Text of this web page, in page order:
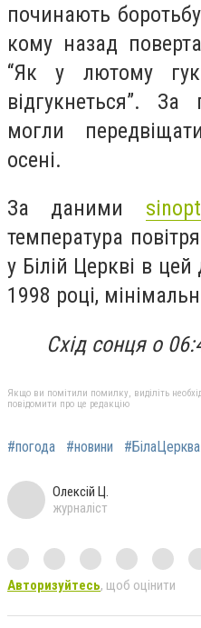
починають
кому назад
“Як у лютому
відгукнеться”.
могли
осені.
За даними
температура
у Білій Церкві в
1998 році,
Схід сонця о
Якщо ви помітили помилку, виділіть
повідомити про це редакцію
#погода #новини #БілаЦерква
Олексій Ц.
журналіст
Авторизуйтесь, щоб оцінити